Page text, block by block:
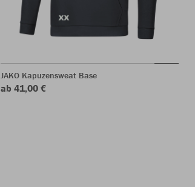
JAKO Kapuzensweat Base
ab 41,00 €